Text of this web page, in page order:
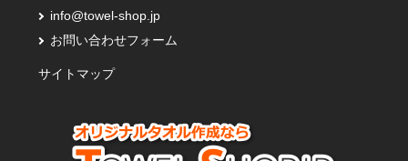
info@towel-shop.jp
お問い合わせフォーム
サイトマップ